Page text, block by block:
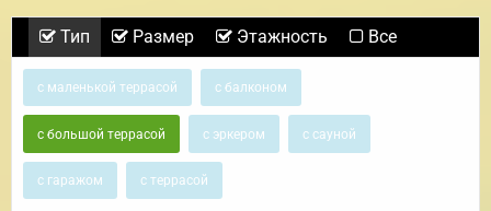
Тип Размер Этажность Все
с маленькой террасой с балконом
с большой террасой с эркером с сауной
с гаражом с террасой